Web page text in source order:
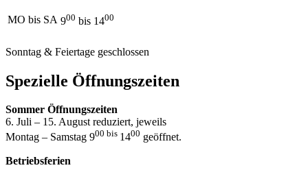
MO bis SA 900 bis 1400
Sonntag & Feiertage geschlossen
Spezielle Öffnungszeiten
Sommer Öffnungszeiten
6. Juli – 15. August reduziert, jeweils
Montag – Samstag 900 bis 1400 geöffnet.
Betriebsferien